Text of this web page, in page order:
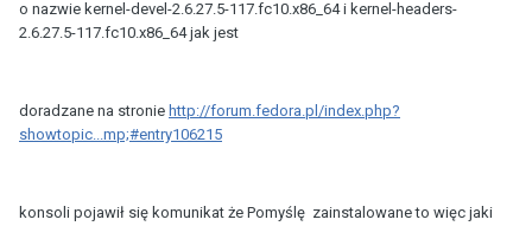
o nazwie kernel-devel-2.6.27.5-117.fc10.x86_64 i kernel-headers-
2.6.27.5-117.fc10.x86_64 jak jest
doradzane na stronie http://forum.fedora.pl/index.php?
showtopic...mp;#entry106215
konsoli pojawił się komunikat że Pomyślę zainstalowane to więc jaki